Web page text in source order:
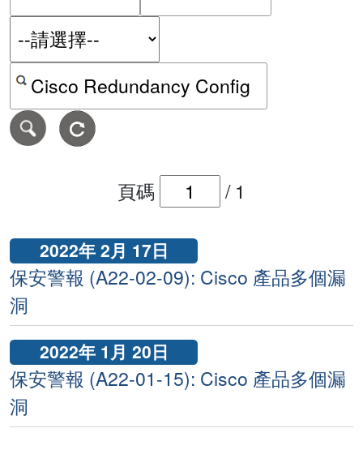
按關鍵字或 CVE ID 搜尋保安警報
頁碼 / 1
2022年 2月 17日
保安警報 (A22-02-09): Cisco 產品多個漏
洞
2022年 1月 20日
保安警報 (A22-01-15): Cisco 產品多個漏
洞